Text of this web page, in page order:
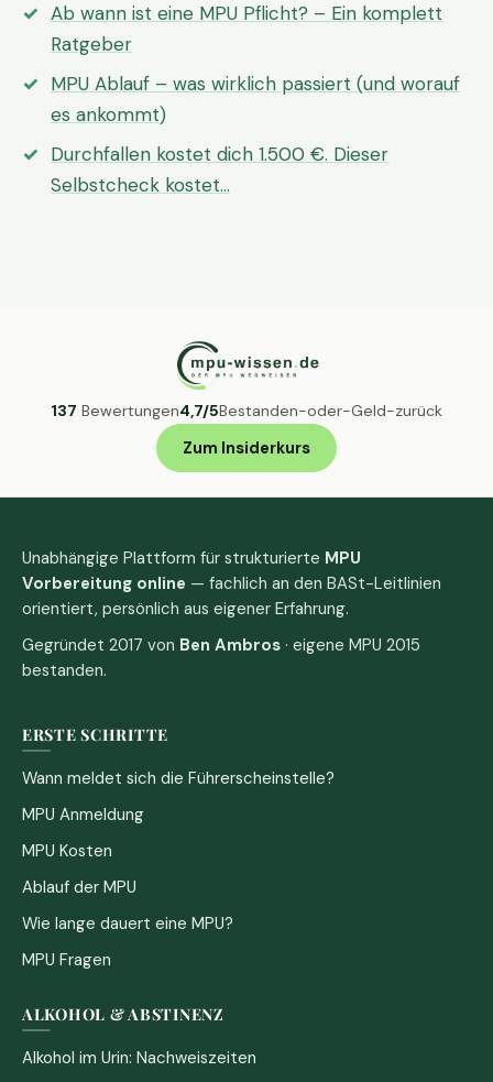
Ab wann ist eine MPU Pflicht? – Ein komplett
Ratgeber
MPU Ablauf – was wirklich passiert (und worauf
es ankommt)
Durchfallen kostet dich 1.500 €. Dieser
Selbstcheck kostet…
137 Bewertungen4,7/5Bestanden-oder-Geld-zurück
Zum Insiderkurs
Unabhängige Plattform für strukturierte MPU
Vorbereitung online — fachlich an den BASt-Leitlinien
orientiert, persönlich aus eigener Erfahrung.
Gegründet 2017 von Ben Ambros · eigene MPU 2015
bestanden.
ERSTE SCHRITTE
Wann meldet sich die Führerscheinstelle?
MPU Anmeldung
MPU Kosten
Ablauf der MPU
Wie lange dauert eine MPU?
MPU Fragen
ALKOHOL & ABSTINENZ
Alkohol im Urin: Nachweiszeiten